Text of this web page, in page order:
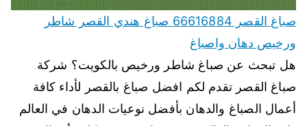
صباغ القصر 66616884 صباغ هندي القصر شاطر
ورخيص دهان واصباغ
هل تبحث عن صباغ شاطر ورخيص بالكويت؟ شركة
صباغ القصر تقدم لكم افضل صباغ بالقصر لأداء كافة
أعمال الصباغ والدهان بأفضل نوعيات الدهان في العالم